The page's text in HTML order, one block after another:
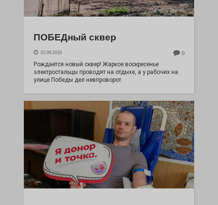
ПОБЕДный сквер
02.08.2026 0
Рождается новый сквер! Жаркое воскресенье
электростальцы проводят на отдыхе, а у рабочих на
улице Победы дел невпроворот.